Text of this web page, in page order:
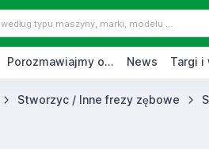
Porozmawiajmy o... News Targi i
Stworzyc / Inne frezy zębowe